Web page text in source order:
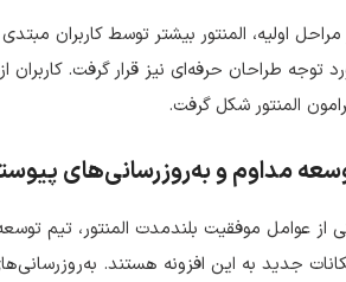
مراحل اولیه، المنتور بیشتر توسط کاربران
توجه طراحان حرفه‌ای نیز قرار گرفت.
المنتور شکل گرفت.
مداوم و به‌روزرسانی‌های
از عوامل موفقیت بلندمدت المنتور، تیم
جدید به این افزونه هستند.